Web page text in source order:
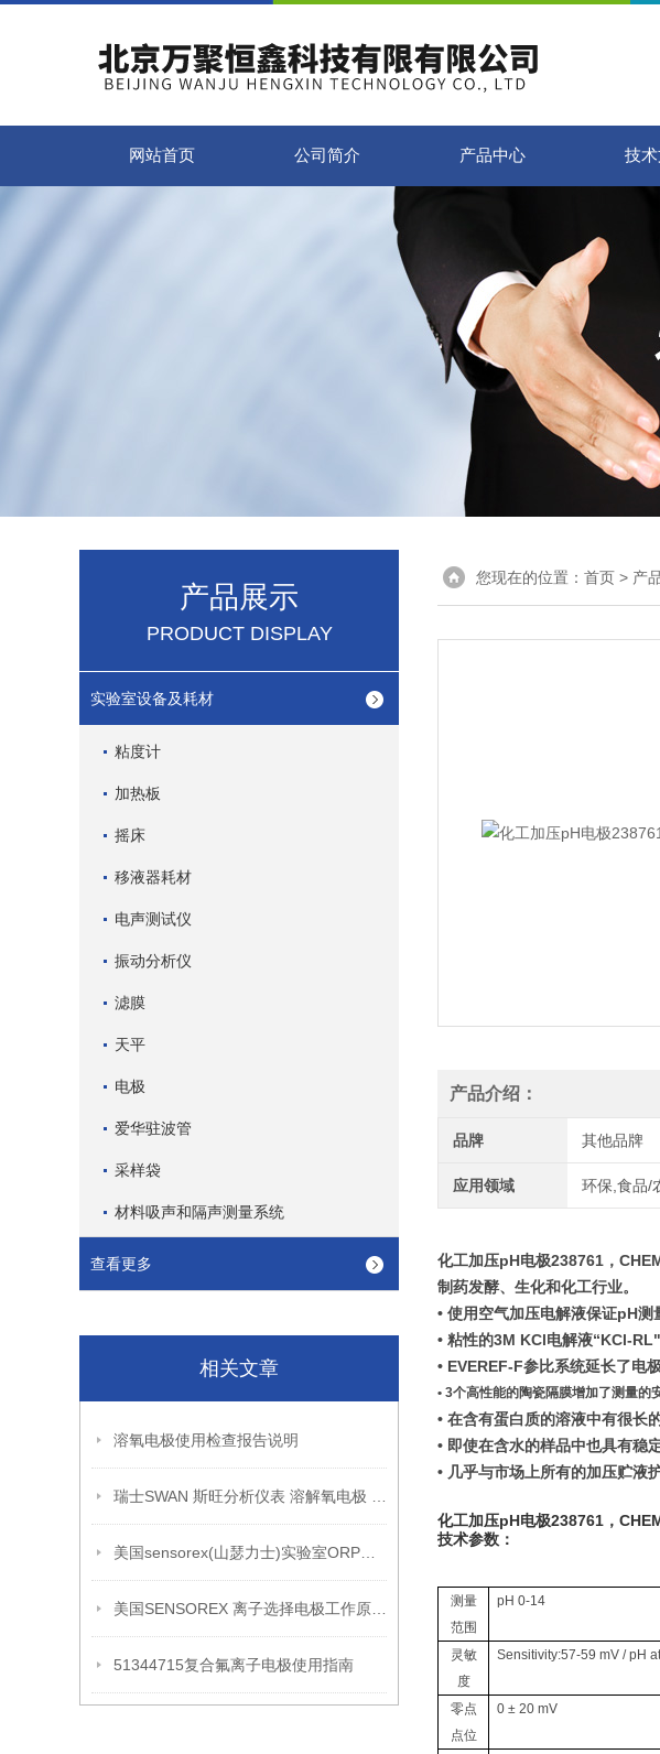
网站首页 公司简介 产品中心 技
产品展示
PRODUCT DISPLAY
实验室设备及耗材
粘度计
加热板
摇床
移液器耗材
电声测试仪
振动分析仪
滤膜
天平
电极
爱华驻波管
采样袋
材料吸声和隔声测量系统
查看更多
相关文章
溶氧电极使用检查报告说明
51344715复合氟离子电极使用指南
您现在的位置： 首页 > 产
产品介绍：
品牌 其他品牌
应用领域 环保,食品/
化工加压pH电极238761，
制药发酵、生化和化工行业。
• 使用空气加压电解液保证pH测
• 粘性的3M KCl电解液“KCl-RL"
• EVEREF-F参比系统延长了电
• 3个高性能的陶瓷隔膜增加了测量的
• 在含有蛋白质的溶液中有很长
• 即使在含水的样品中也具有稳
• 几乎与市场上所有的加压贮液
化工加压pH电极238761，
技术参数：
测量
范围
pH 0-14
灵敏
度
Sensitivity:57-59 mV / pH
零点
点位
0 ± 20 mV